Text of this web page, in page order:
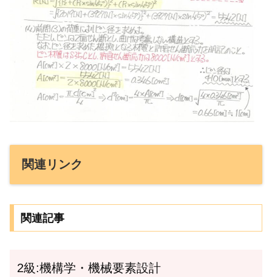
関連リンク
関連記事
2級:機構学・機械要素設計